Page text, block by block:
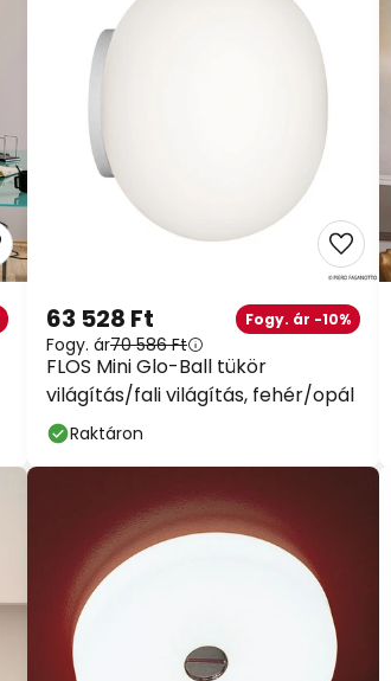
FLOS Mini Glo-Ball tükör
világítás/fali világítás, fehér/opál
63 528 Ft Fogy. ár -10%
Fogy. ár70 586 Ft
Raktáron